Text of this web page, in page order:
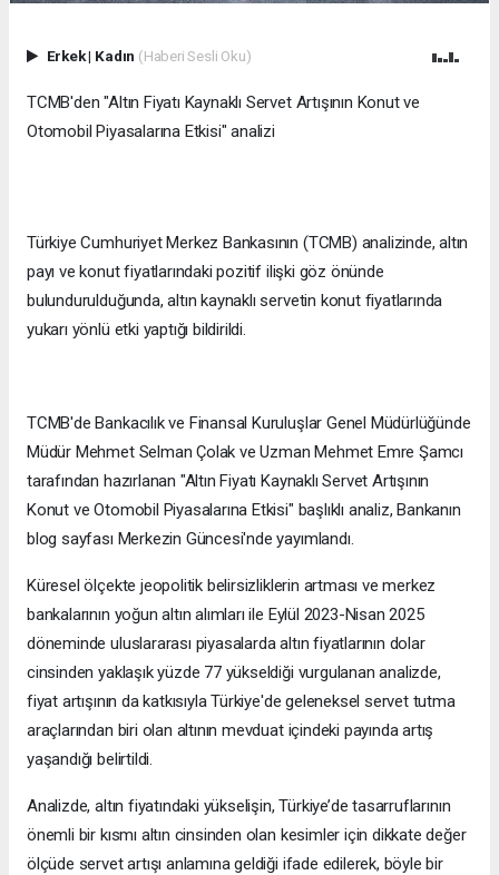
Erkek| Kadın (Haberi Sesli Oku)
TCMB'den "Altın Fiyatı Kaynaklı Servet Artışının Konut ve
Otomobil Piyasalarına Etkisi" analizi
Türkiye Cumhuriyet Merkez Bankasının (TCMB) analizinde, altın
payı ve konut fiyatlarındaki pozitif ilişki göz önünde
bulundurulduğunda, altın kaynaklı servetin konut fiyatlarında
yukarı yönlü etki yaptığı bildirildi.
TCMB'de Bankacılık ve Finansal Kuruluşlar Genel Müdürlüğünde
Müdür Mehmet Selman Çolak ve Uzman Mehmet Emre Şamcı
tarafından hazırlanan "Altın Fiyatı Kaynaklı Servet Artışının
Konut ve Otomobil Piyasalarına Etkisi" başlıklı analiz, Bankanın
blog sayfası Merkezin Güncesi'nde yayımlandı.
Küresel ölçekte jeopolitik belirsizliklerin artması ve merkez
bankalarının yoğun altın alımları ile Eylül 2023-Nisan 2025
döneminde uluslararası piyasalarda altın fiyatlarının dolar
cinsinden yaklaşık yüzde 77 yükseldiği vurgulanan analizde,
fiyat artışının da katkısıyla Türkiye'de geleneksel servet tutma
araçlarından biri olan altının mevduat içindeki payında artış
yaşandığı belirtildi.
Analizde, altın fiyatındaki yükselişin, Türkiye’de tasarruflarının
önemli bir kısmı altın cinsinden olan kesimler için dikkate değer
ölçüde servet artışı anlamına geldiği ifade edilerek, böyle bir